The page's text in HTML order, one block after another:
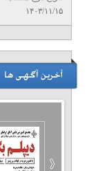
۱۴۰۳/۱۱/۱۵